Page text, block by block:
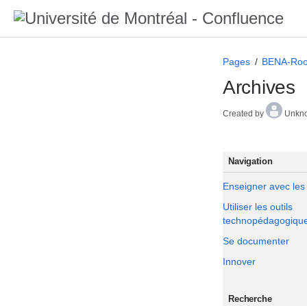
Pages BENA-
Archives
Created by
Navigation
Enseigner avec
Utiliser les outils
Se documenter
Innover
Recherche